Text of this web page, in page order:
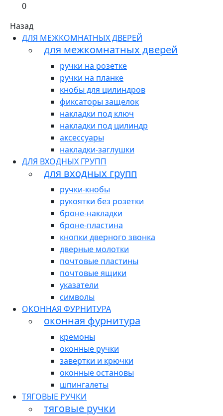
0
Назад
ДЛЯ МЕЖКОМНАТНЫХ ДВЕРЕЙ
для межкомнатных дверей
ручки на розетке
ручки на планке
кнобы для цилиндров
фиксаторы защелок
накладки под ключ
накладки под цилиндр
аксессуары
накладки-заглушки
ДЛЯ ВХОДНЫХ ГРУПП
для входных групп
ручки-кнобы
рукоятки без розетки
броне-накладки
броне-пластина
кнопки дверного звонка
дверные молотки
почтовые пластины
почтовые ящики
указатели
символы
ОКОННАЯ ФУРНИТУРА
оконная фурнитура
кремоны
оконные ручки
завертки и крючки
оконные остановы
шпингалеты
ТЯГОВЫЕ РУЧКИ
тяговые ручки